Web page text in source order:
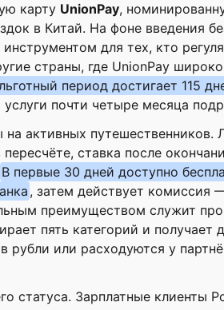
карту UnionPay,
в Китай. На фоне введения
для тех, кто
страны, где UnionPay широко
период достигает 115
почти четыре месяца
активных путешественников.
ставка после
В первые 30 дней доступно
, затем действует комиссия
преимуществом служит
пять категорий и получает
рубли или расходуются у
статуса. Зарплатные клиенты